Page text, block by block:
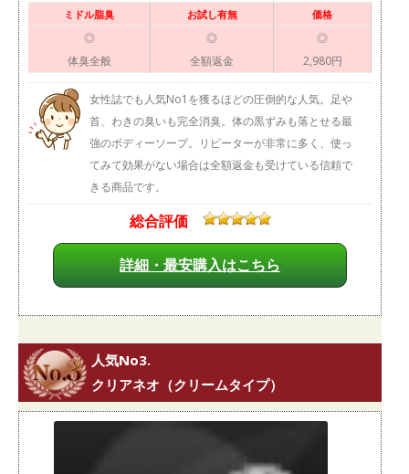
ミドル脂臭 お試し有無 価格
◎
体臭全般
◎
全額返金
◎
2,980円
女性誌でも人気No1を獲るほどの圧倒的な人気。足や
首、わきの臭いも完全消臭。体の黒ずみも落とせる最
強のボディーソープ。リピーターが非常に多く、使っ
てみて効果がない場合は全額返金も受けている信頼で
きる商品です。
総合評価
詳細・最安購入はこちら
人気No3.
クリアネオ（クリームタイプ）